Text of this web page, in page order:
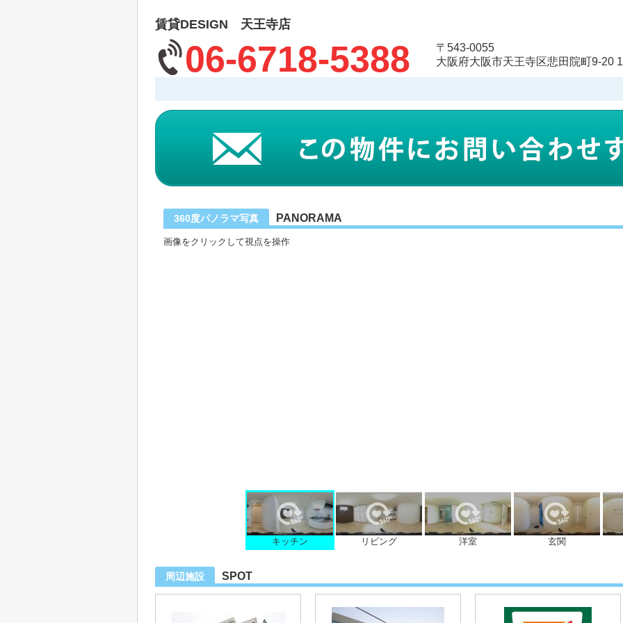
賃貸DESIGN 天王寺店
06-6718-5388
〒543-0055
大阪府大阪市天王寺区悲田院町9-20
360度パノラマ写真 PANORAMA
画像をクリックして視点を操作
キッチン リビング 洋室 玄関
周辺施設 SPOT